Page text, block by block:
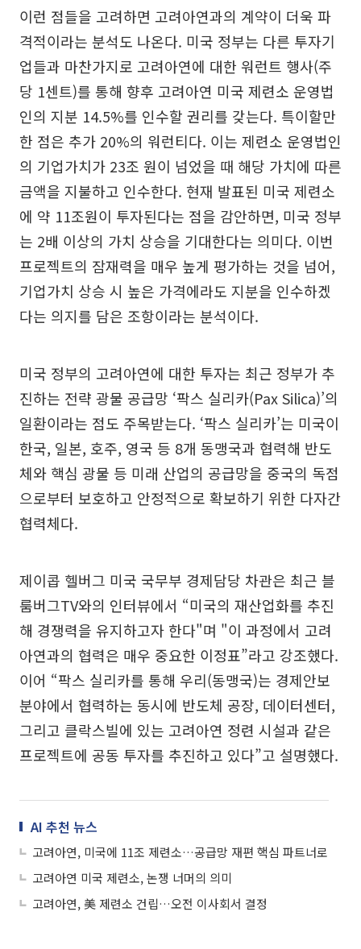
이런 점들을 고려하면 고려아연과의 계약이 더욱 파
격적이라는 분석도 나온다. 미국 정부는 다른 투자기
업들과 마찬가지로 고려아연에 대한 워런트 행사(주
당 1센트)를 통해 향후 고려아연 미국 제련소 운영법
인의 지분 14.5%를 인수할 권리를 갖는다. 특이할만
한 점은 추가 20%의 워런티다. 이는 제련소 운영법인
의 기업가치가 23조 원이 넘었을 때 해당 가치에 따른
금액을 지불하고 인수한다. 현재 발표된 미국 제련소
에 약 11조원이 투자된다는 점을 감안하면, 미국 정부
는 2배 이상의 가치 상승을 기대한다는 의미다. 이번
프로젝트의 잠재력을 매우 높게 평가하는 것을 넘어,
기업가치 상승 시 높은 가격에라도 지분을 인수하겠
다는 의지를 담은 조항이라는 분석이다.
미국 정부의 고려아연에 대한 투자는 최근 정부가 추
진하는 전략 광물 공급망 ‘팍스 실리카(Pax Silica)’의
일환이라는 점도 주목받는다. ‘팍스 실리카’는 미국이
한국, 일본, 호주, 영국 등 8개 동맹국과 협력해 반도
체와 핵심 광물 등 미래 산업의 공급망을 중국의 독점
으로부터 보호하고 안정적으로 확보하기 위한 다자간
협력체다.
제이콥 헬버그 미국 국무부 경제담당 차관은 최근 블
룸버그TV와의 인터뷰에서 “미국의 재산업화를 추진
해 경쟁력을 유지하고자 한다"며 "이 과정에서 고려
아연과의 협력은 매우 중요한 이정표”라고 강조했다.
이어 “팍스 실리카를 통해 우리(동맹국)는 경제안보
분야에서 협력하는 동시에 반도체 공장, 데이터센터,
그리고 클락스빌에 있는 고려아연 정련 시설과 같은
프로젝트에 공동 투자를 추진하고 있다”고 설명했다.
AI 추천 뉴스
고려아연, 미국에 11조 제련소…공급망 재편 핵심 파트너로
고려아연 미국 제련소, 논쟁 너머의 의미
고려아연, 美 제련소 건립…오전 이사회서 결정